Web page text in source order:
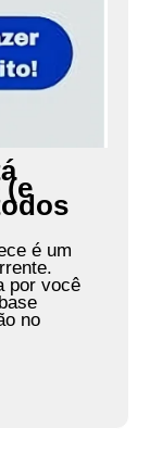
(e
é um
por você
no